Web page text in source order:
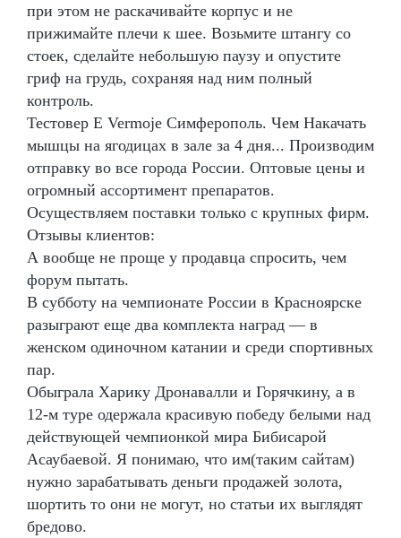
при этом не раскачивайте корпус и не
прижимайте плечи к шее. Возьмите штангу со
стоек, сделайте небольшую паузу и опустите
гриф на грудь, сохраняя над ним полный
контроль.
Тестовер Е Vermoje Симферополь. Чем Накачать
мышцы на ягодицах в зале за 4 дня... Производим
отправку во все города России. Оптовые цены и
огромный ассортимент препаратов.
Осуществляем поставки только с крупных фирм.
Отзывы клиентов:
А вообще не проще у продавца спросить, чем
форум пытать.
В субботу на чемпионате России в Красноярске
разыграют еще два комплекта наград — в
женском одиночном катании и среди спортивных
пар.
Обыграла Харику Дронавалли и Горячкину, а в
12-м туре одержала красивую победу белыми над
действующей чемпионкой мира Бибисарой
Асаубаевой. Я понимаю, что им(таким сайтам)
нужно зарабатывать деньги продажей золота,
шортить то они не могут, но статьи их выглядят
бредово.